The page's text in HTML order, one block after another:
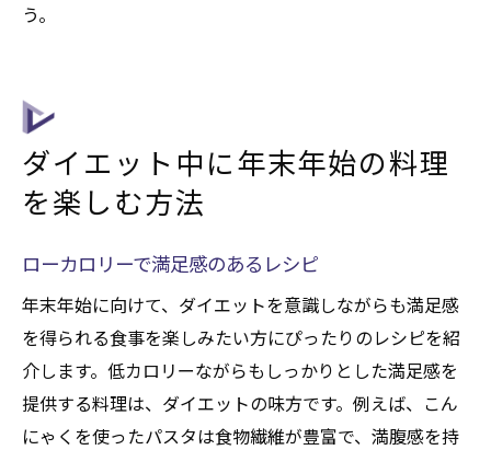
う。
ダイエット中に年末年始の料理
を楽しむ方法
ローカロリーで満足感のあるレシピ
年末年始に向けて、ダイエットを意識しながらも満足感
を得られる食事を楽しみたい方にぴったりのレシピを紹
介します。低カロリーながらもしっかりとした満足感を
提供する料理は、ダイエットの味方です。例えば、こん
にゃくを使ったパスタは食物繊維が豊富で、満腹感を持